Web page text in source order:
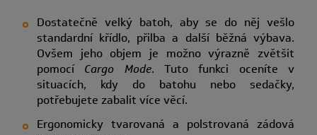
Dostatečně velký batoh, aby se do něj vešlo
standardní křídlo, přilba a další běžná výbava.
Ovšem jeho objem je možno výrazně zvětšit
pomocí Cargo Mode. Tuto funkci oceníte v
situacích, kdy do batohu nebo sedačky,
potřebujete zabalit více věcí.
Ergonomicky tvarovaná a polstrovaná zádová